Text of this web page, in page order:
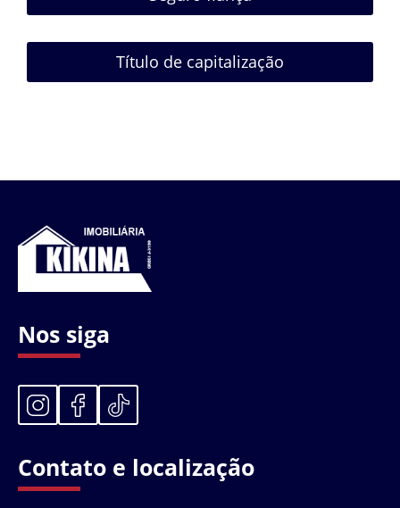
Título de capitalização
Nos siga
Contato e localização